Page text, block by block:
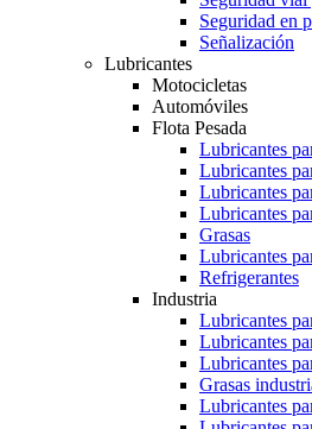
Seguridad en
Señalización
Lubricantes
Motocicletas
Automóviles
Flota Pesada
Lubricantes
Lubricantes
Lubricantes
Lubricantes
Grasas
Lubricantes
Refrigerantes
Industria
Lubricantes
Lubricantes
Lubricantes
Grasas
Lubricantes